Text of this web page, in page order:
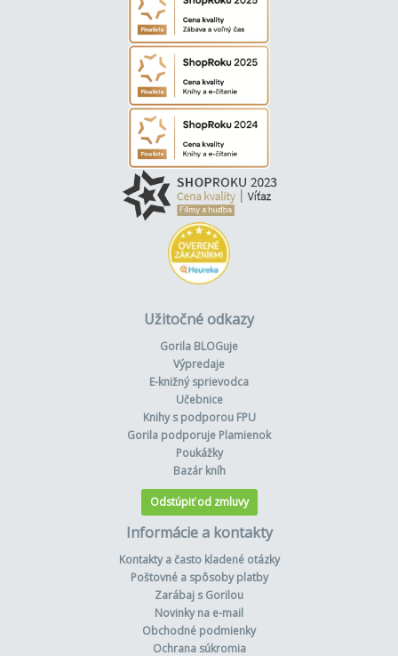
Užitočné odkazy
Gorila BLOGuje
Výpredaje
E-knižný sprievodca
Učebnice
Knihy s podporou FPU
Gorila podporuje Plamienok
Poukážky
Bazár kníh
Odstúpiť od zmluvy
Informácie a kontakty
Kontakty a často kladené otázky
Poštovné a spôsoby platby
Zarábaj s Gorilou
Novinky na e-mail
Obchodné podmienky
Ochrana súkromia